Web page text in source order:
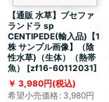
【通販 水草】ブセファ
ランドラ sp
CENTIPEDE(輸入品)【1
株 サンプル画像】（陰
性水草)（生体）（熱帯
魚）
[zf16-60112031]
3,980円(税込)
希望小売価格: 3,980円